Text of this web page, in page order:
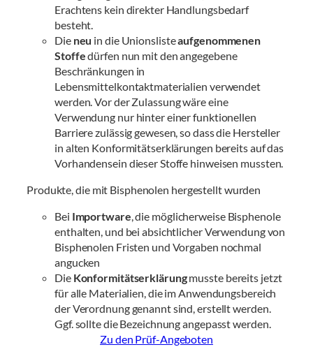
Erachtens kein direkter Handlungsbedarf
besteht.
Die neu in die Unionslisteaufgenommenen
Stoffedürfen nun mit den angegebene
Beschränkungen in
Lebensmittelkontaktmaterialien verwendet
werden. Vor der Zulassung wäre eine
Verwendung nur hinter einer funktionellen
Barriere zulässig gewesen, so dass die Hersteller
in alten Konformitätserklärungen bereits auf das
Vorhandensein dieser Stoffe hinweisen mussten.
Produkte, die mit Bisphenolen hergestellt wurden
Bei Importware, die möglicherweise Bisphenole
enthalten, und bei absichtlicher Verwendung von
Bisphenolen Fristen und Vorgaben nochmal
angucken
Die Konformitätserklärungmusste bereits jetzt
für alle Materialien, die im Anwendungsbereich
der Verordnung genannt sind, erstellt werden.
Ggf. sollte die Bezeichnung angepasst werden.
Zu den Prüf-Angeboten